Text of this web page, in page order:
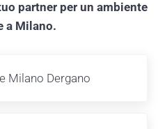
partner per un ambiente
a Milano.
Milano Dergano